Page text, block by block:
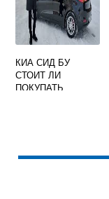
КИА СИД БУ
СТОИТ ЛИ
ПОКУПАТЬ